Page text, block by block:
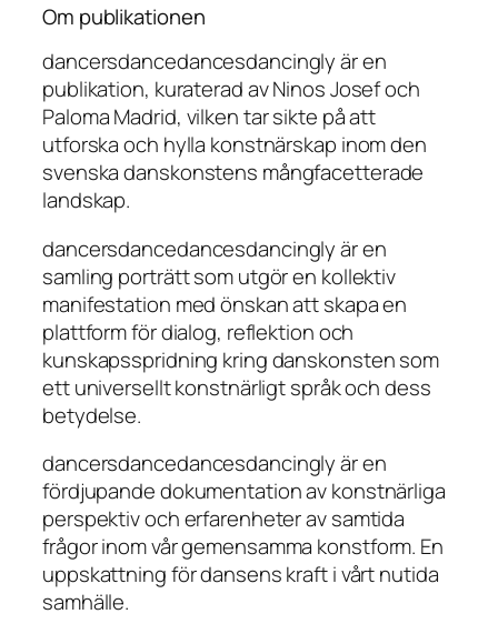
Om publikationen
dancersdancedancesdancingly är en
publikation, kuraterad av Ninos Josef och
Paloma Madrid, vilken tar sikte på att
utforska och hylla konstnärskap inom den
svenska danskonstens mångfacetterade
landskap.
dancersdancedancesdancingly är en
samling porträtt som utgör en kollektiv
manifestation med önskan att skapa en
plattform för dialog, reflektion och
kunskapsspridning kring danskonsten som
ett universellt konstnärligt språk och dess
betydelse.
dancersdancedancesdancingly är en
fördjupande dokumentation av konstnärliga
perspektiv och erfarenheter av samtida
frågor inom vår gemensamma konstform. En
uppskattning för dansens kraft i vårt nutida
samhälle.